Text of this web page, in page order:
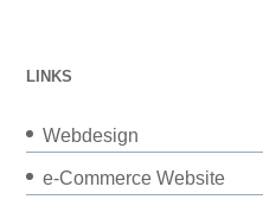
LINKS
Webdesign
e-Commerce Website